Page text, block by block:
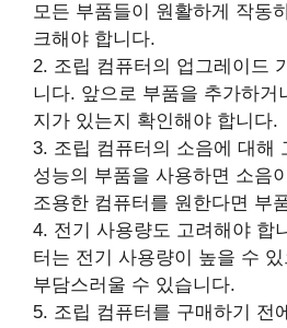
모든 부품들이 원활하게 작동
크해야 합니다.
2. 조립 컴퓨터의 업그레이드
니다. 앞으로 부품을 추가하거
지가 있는지 확인해야 합니다.
3. 조립 컴퓨터의 소음에 대해
성능의 부품을 사용하면 소음
조용한 컴퓨터를 원한다면 부
4. 전기 사용량도 고려해야 합
터는 전기 사용량이 높을 수 있
부담스러울 수 있습니다.
5. 조립 컴퓨터를 구매하기 전